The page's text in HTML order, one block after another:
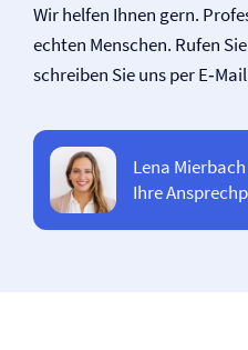
Wir helfen Ihnen gern.
echten Menschen. Rufen
schreiben Sie uns per
Lena Mierbach
Ihre